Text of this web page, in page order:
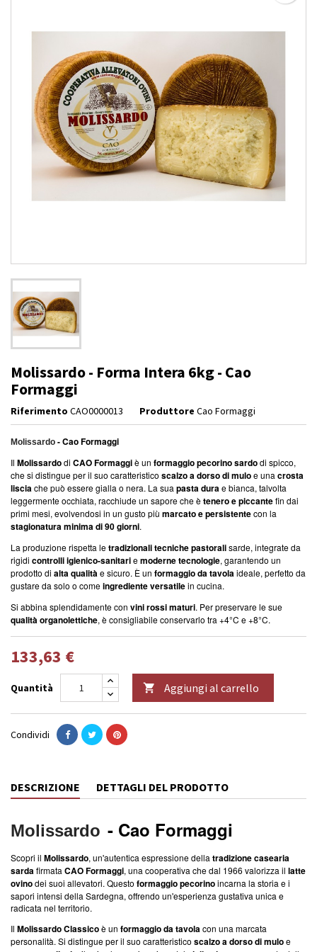
Molissardo - Forma Intera 6kg - Cao
Formaggi
Riferimento CAO0000013 Produttore Cao Formaggi
Molissardo - Cao Formaggi
Il Molissardodi CAO Formaggiè un formaggio pecorino sardodi spicco,
che si distingue per il suo caratteristico scalzo a dorso di muloe una crosta
lisciache può essere gialla o nera. La sua pasta durae bianca, talvolta
leggermente occhiata, racchiude un sapore che ètenero e piccantefin dai
primi mesi, evolvendosi in un gusto più marcato e persistentecon la
stagionatura minima di 90 giorni.
La produzione rispetta letradizionali tecniche pastoralisarde, integrate da
rigidi controlli igienico-sanitariemoderne tecnologie, garantendo un
prodotto di alta qualitàe sicuro. È un formaggio da tavolaideale, perfetto da
gustare da solo o comeingrediente versatilein cucina.
Si abbina splendidamente con vini rossi maturi. Per preservare le sue
qualità organolettiche, è consigliabile conservarlo tra +4°C e +8°C.
133,63 €
Quantità  Aggiungi al carrello
Condividi
DESCRIZIONE DETTAGLI DEL PRODOTTO
Molissardo - Cao Formaggi
Scopri il Molissardo, un'autentica espressione della tradizione casearia
sardafirmata CAO Formaggi, una cooperativa che dal 1966 valorizza il latte
ovinodei suoi allevatori. Questo formaggio pecorinoincarna la storia e i
sapori intensi della Sardegna, offrendo un'esperienza gustativa unica e
radicata nel territorio.
Il Molissardo Classicoè un formaggio da tavolacon una marcata
personalità. Si distingue per il suo caratteristico scalzo a dorso di muloe